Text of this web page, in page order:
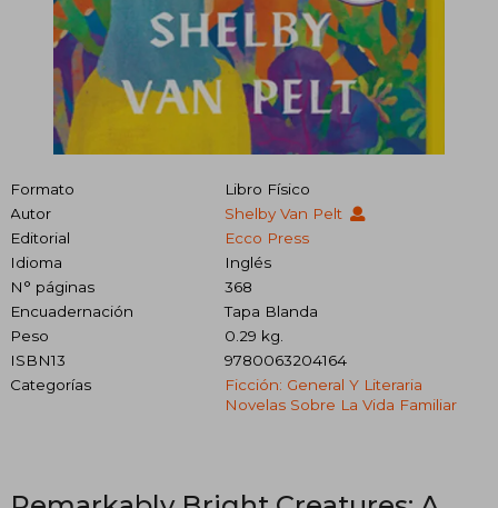
Formato
Libro Físico
Autor
Shelby Van Pelt
Editorial
Ecco Press
Idioma
Inglés
N° páginas
368
Encuadernación
Tapa Blanda
Peso
0.29 kg.
ISBN13
9780063204164
Categorías
Ficción: General Y Literaria
Novelas Sobre La Vida Familiar